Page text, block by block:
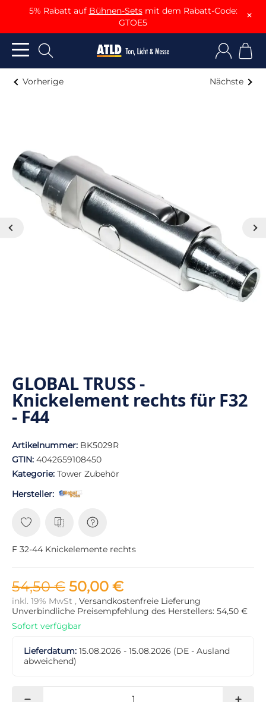
5% Rabatt auf Bühnen-Setsmit dem Rabatt-Code:
GTOE5
×
Vorherige Nächste
GLOBAL TRUSS -
Knickelement rechts für F32
- F44
Artikelnummer: BK5029R
GTIN: 4042659108450
Kategorie: Tower Zubehör
Hersteller:
F 32-44 Knickelemente rechts
54,50 € 50,00 €
inkl. 19% MwSt , Versandkostenfreie Lieferung
Unverbindliche Preisempfehlung des Herstellers: 54,50 €
Sofort verfügbar
Lieferdatum: 15.08.2026 - 15.08.2026 (DE - Ausland
abweichend)